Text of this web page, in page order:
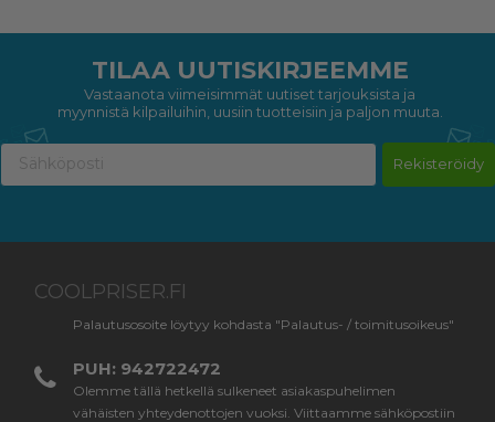
TILAA UUTISKIRJEEMME
Vastaanota viimeisimmät uutiset tarjouksista ja
myynnistä kilpailuihin, uusiin tuotteisiin ja paljon muuta.
Rekisteröidy
COOLPRISER.FI
Palautusosoite löytyy kohdasta "Palautus- / toimitusoikeus"
PUH: 942722472
Olemme tällä hetkellä sulkeneet asiakaspuhelimen
vähäisten yhteydenottojen vuoksi. Viittaamme sähköpostiin